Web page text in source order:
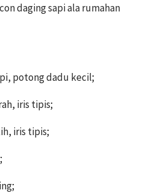
daging sapi ala rumahan
potong dadu kecil;
iris tipis;
iris tipis;